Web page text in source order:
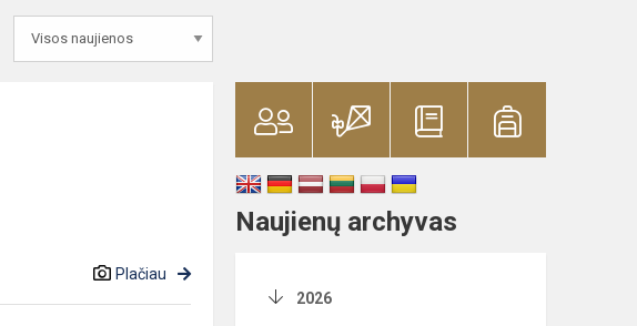
Plačiau
Naujienų archyvas
2026